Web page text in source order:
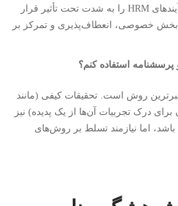
پاسخگویی عمومی، فرآیندهای HRM را به شدت تحت تأثیر قرار
خصوصی، انعطاف‌پذیری و تمرکز بر
پرسشنامه استفاده کنم؟
روش است. تحقیقات کیفی (مانند
درک تجربیات آن‌ها از یک پدیده) نیز
باشد، اما نیازمند تسلط بر روش‌های